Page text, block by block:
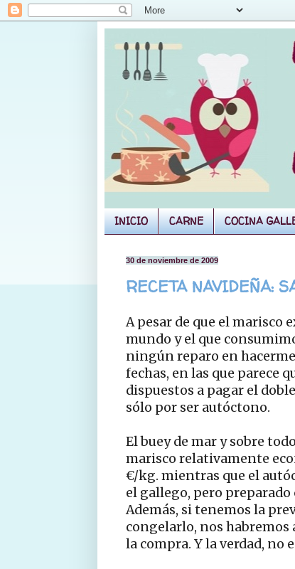
INICIO CARNE COCINA
30 de noviembre de 2009
RECETA NAVIDEÑA:
A pesar de que el marisco
mundo y el que
ningún reparo en
fechas, en las que parece
dispuestos a pagar el
sólo por ser autóctono.
El buey de mar y sobre
marisco relativamente
€/kg. mientras que el
el gallego, pero
Además, si tenemos la
congelarlo, nos habremos
la compra. Y la verdad, no